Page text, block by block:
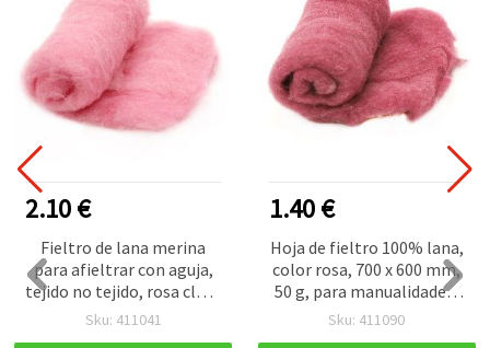
2.10 €
Fieltro de lana merina
para afieltrar con aguja,
tejido no tejido, rosa claro
- 50 g
Sku: 411041
1.40 €
Hoja de fieltro 100% lana,
color rosa, 700 x 600 mm,
50 g, para manualidades,
ropa, bisutería y
Sku: 411090